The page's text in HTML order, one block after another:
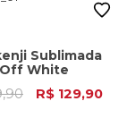
Sublimada
White
R$ 129,90